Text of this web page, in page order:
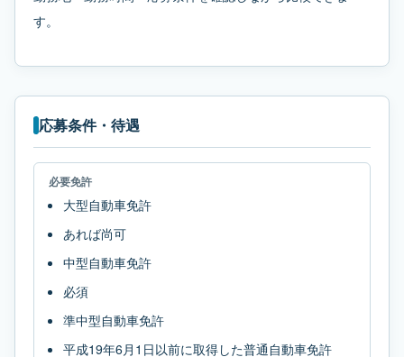
す。
応募条件・待遇
必要免許
大型自動車免許
あれば尚可
中型自動車免許
必須
準中型自動車免許
平成19年6月1日以前に取得した普通自動車免許